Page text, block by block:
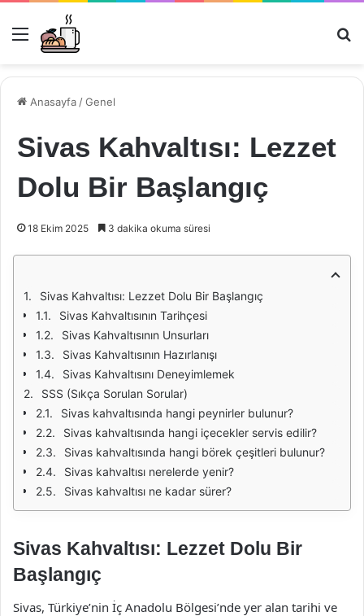
Menü
Anasayfa /Genel
Sivas Kahvaltısı: Lezzet
Dolu Bir Başlangıç
18 Ekim 2025 3 dakika okuma süresi
Sivas Kahvaltısı: Lezzet Dolu Bir Başlangıç
Sivas Kahvaltısının Tarihçesi
Sivas Kahvaltısının Unsurları
Sivas Kahvaltısının Hazırlanışı
Sivas Kahvaltısını Deneyimlemek
SSS (Sıkça Sorulan Sorular)
Sivas kahvaltısında hangi peynirler bulunur?
Sivas kahvaltısında hangi içecekler servis edilir?
Sivas kahvaltısında hangi börek çeşitleri bulunur?
Sivas kahvaltısı nerelerde yenir?
Sivas kahvaltısı ne kadar sürer?
Sivas Kahvaltısı: Lezzet Dolu Bir
Başlangıç
Sivas, Türkiye’nin İç Anadolu Bölgesi’nde yer alan tarihi ve